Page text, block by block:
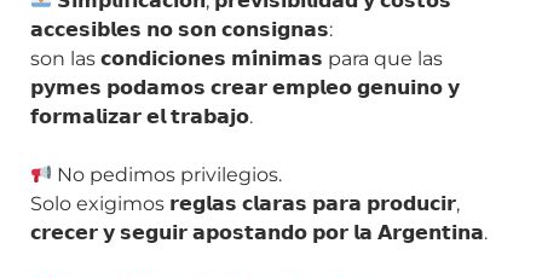
𝗮𝗰𝗰𝗲𝘀𝗶𝗯𝗹𝗲𝘀 𝗻𝗼 𝘀𝗼𝗻 𝗰𝗼𝗻𝘀𝗶𝗴𝗻𝗮𝘀:
son las 𝗰𝗼𝗻𝗱𝗶𝗰𝗶𝗼𝗻𝗲𝘀 𝗺𝗶́𝗻𝗶𝗺𝗮𝘀 para que las
𝗽𝘆𝗺𝗲𝘀 𝗽𝗼𝗱𝗮𝗺𝗼𝘀 𝗰𝗿𝗲𝗮𝗿 𝗲𝗺𝗽𝗹𝗲𝗼 𝗴𝗲𝗻𝘂𝗶𝗻𝗼 𝘆
𝗳𝗼𝗿𝗺𝗮𝗹𝗶𝘇𝗮𝗿 𝗲𝗹 𝘁𝗿𝗮𝗯𝗮𝗷𝗼.
No pedimos privilegios.
Solo exigimos 𝗿𝗲𝗴𝗹𝗮𝘀 𝗰𝗹𝗮𝗿𝗮𝘀 𝗽𝗮𝗿𝗮 𝗽𝗿𝗼𝗱𝘂𝗰𝗶𝗿,
𝗰𝗿𝗲𝗰𝗲𝗿 𝘆 𝘀𝗲𝗴𝘂𝗶𝗿 𝗮𝗽𝗼𝘀𝘁𝗮𝗻𝗱𝗼 𝗽𝗼𝗿 𝗹𝗮 𝗔𝗿𝗴𝗲𝗻𝘁𝗶𝗻𝗮.